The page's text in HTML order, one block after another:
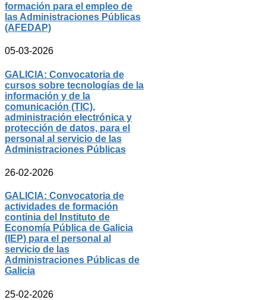
formación para el empleo de
las Administraciones Públicas
(AFEDAP)
05-03-2026
GALICIA: Convocatoria de
cursos sobre tecnologías de la
información y de la
comunicación (TIC),
administración electrónica y
protección de datos, para el
personal al servicio de las
Administraciones Públicas
26-02-2026
GALICIA: Convocatoria de
actividades de formación
continia del Instituto de
Economía Pública de Galicia
(IEP) para el personal al
servicio de las
Administraciones Públicas de
Galicia
25-02-2026